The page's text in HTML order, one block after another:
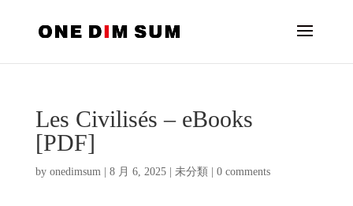
Les Civilisés – eBooks
[PDF]
by onedimsum| 8 月 6, 2025| 未分類 0 comments